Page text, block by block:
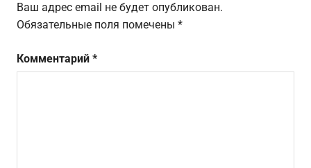
Ваш адрес email не будет опубликован.
Обязательные поля помечены *
Комментарий *